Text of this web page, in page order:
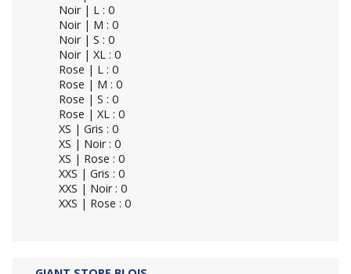
Noir | L : 0
Noir | M : 0
Noir | S : 0
Noir | XL : 0
Rose | L : 0
Rose | M : 0
Rose | S : 0
Rose | XL : 0
XS | Gris : 0
XS | Noir : 0
XS | Rose : 0
XXS | Gris : 0
XXS | Noir : 0
XXS | Rose : 0